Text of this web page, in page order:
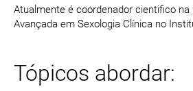
Atualmente é coordenador cientifico na
Avançada em Sexologia Clínica no
Tópicos abordar: